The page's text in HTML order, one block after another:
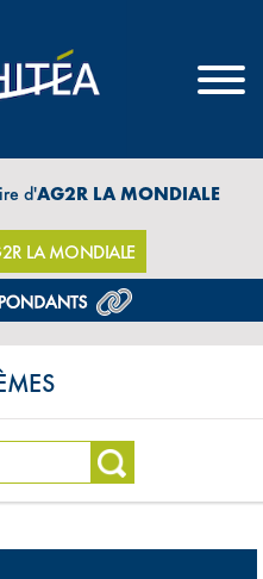
d'AG2R LA MONDIALE
LA MONDIALE